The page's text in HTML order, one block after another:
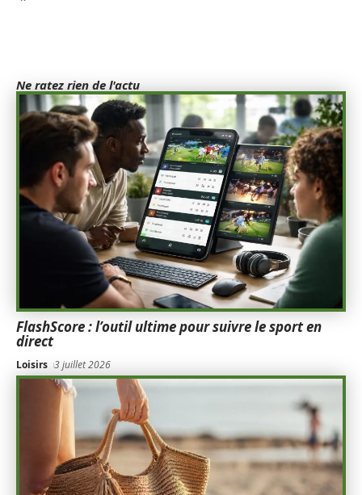
Ne ratez rien de l'actu
FlashScore : l’outil ultime pour suivre le sport en
direct
Loisirs 3 juillet 2026